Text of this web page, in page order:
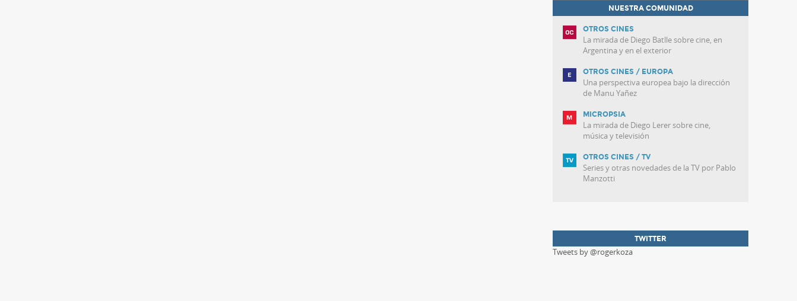
NUESTRA COMUNIDAD
OTROS CINES
La mirada de Diego Batlle sobre cine, en
Argentina y en el exterior
OTROS CINES / EUROPA
Una perspectiva europea bajo la dirección
de Manu Yañez
MICROPSIA
La mirada de Diego Lerer sobre cine,
música y televisión
OTROS CINES / TV
Series y otras novedades de la TV por Pablo
Manzotti
TWITTER
Tweets by @rogerkoza